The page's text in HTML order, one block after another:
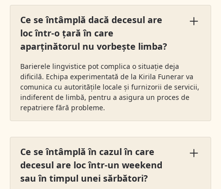
Ce se întâmplă dacă decesul are
loc într-o țară în care
aparținătorul nu vorbește limba?
Barierele lingvistice pot complica o situație deja
dificilă. Echipa experimentată de la Kirila Funerar va
comunica cu autoritățile locale și furnizorii de servicii,
indiferent de limbă, pentru a asigura un proces de
repatriere fără probleme.
Ce se întâmplă în cazul în care
decesul are loc într-un weekend
sau în timpul unei sărbători?